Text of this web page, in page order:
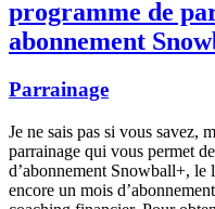
programme de
abonnement
Parrainage
Je ne sais pas si vous savez,
parrainage qui vous permet
d’abonnement Snowball+,
encore un mois